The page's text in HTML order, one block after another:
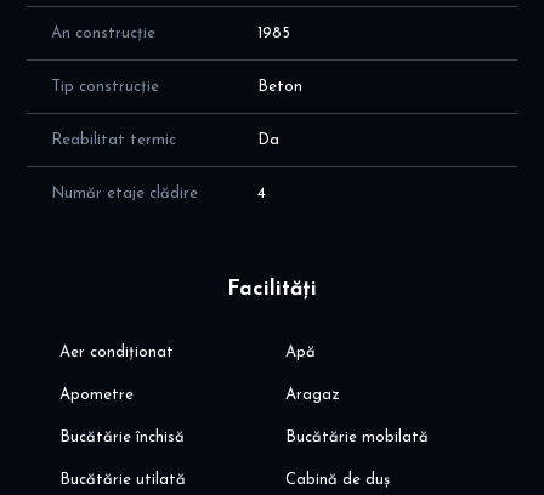
Va invit sa programati o vizionare! Pentru mai multe detalii si
oferte, va invit aici dinoiuimobiliare.ro
An construcție 1985
Tip construcție Beton
Reabilitat termic Da
Număr etaje clădire 4
Facilități
Aer condiționat Apă
Apometre Aragaz
Bucătărie închisă Bucătărie mobilată
Bucătărie utilată Cabină de duș